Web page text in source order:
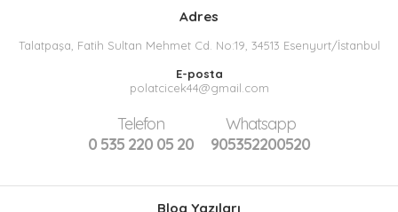
Adres
Talatpaşa, Fatih Sultan Mehmet Cd. No:19, 34513 Esenyurt/İstanbul
E-posta
polatcicek44@gmail.com
Telefon
0 535 220 05 20
Whatsapp
905352200520
Blog Yazıları